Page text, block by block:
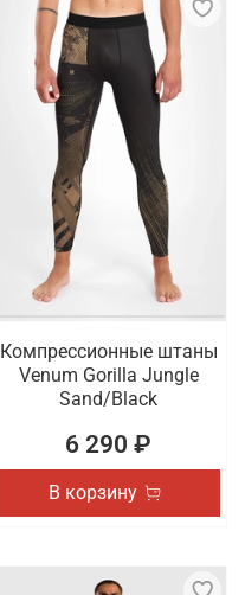
Компрессионные штаны
Venum Gorilla Jungle
Sand/Black
6 290 ₽
В корзину